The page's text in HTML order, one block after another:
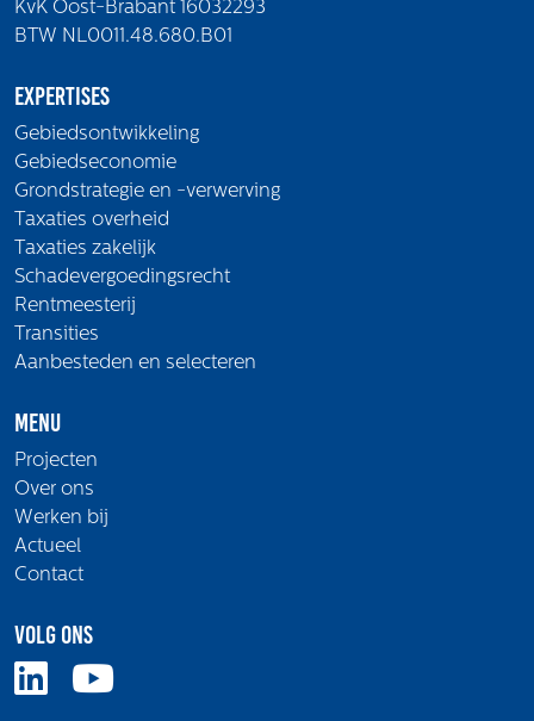
KvK Oost-Brabant 16032293
BTW NL0011.48.680.B01
Expertises
Gebiedsontwikkeling
Gebiedseconomie
Grondstrategie en -verwerving
Taxaties overheid
Taxaties zakelijk
Schadevergoedingsrecht
Rentmeesterij
Transities
Aanbesteden en selecteren
Menu
Projecten
Over ons
Werken bij
Actueel
Contact
Volg ons